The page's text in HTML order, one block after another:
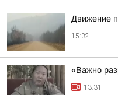
Движение
15:32
«Важно
13:31